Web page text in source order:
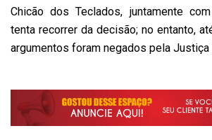
Chicão dos Teclados, juntamente
tenta recorrer da decisão; no entanto,
argumentos foram negados pela Justiça